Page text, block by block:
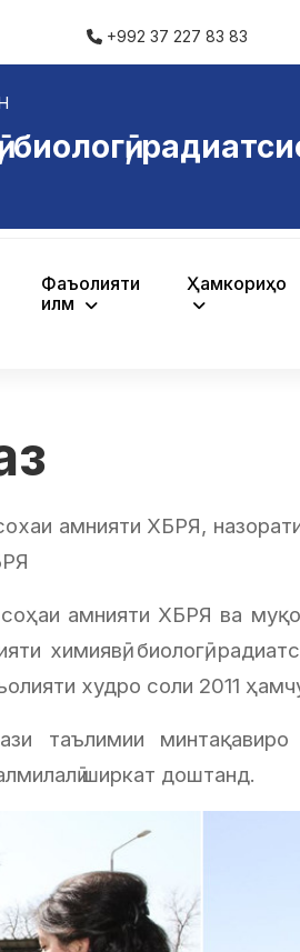
+992 37 227 83 83
Фаъолияти
илмӣ
Ҳамкориҳо
амнияти ХБРЯ,
соҳаи амнияти ХБРЯ ва
химиявӣ, биологӣ,
худро соли 2011
таълимии
ширкат доштанд.